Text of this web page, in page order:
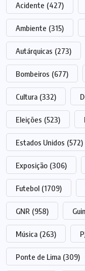
Acidente (427)
Ambiente (315)
Autárquicas (273)
Bombeiros (677)
Cultura (332)
Eleições (523)
Estados Unidos (572)
Exposição (306)
Futebol (1709)
GNR (958)
Música (263)
Ponte de Lima (309)